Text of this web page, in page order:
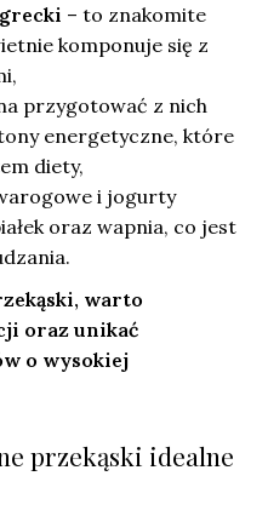
– to znakomite
komponuje się z
przygotować z nich
energetyczne, które
diety,
i jogurty
oraz wapnia, co jest
warto
oraz unikać
o wysokiej
przekąski idealne